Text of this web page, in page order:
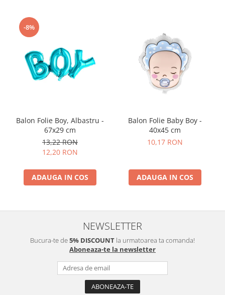
Petrecere 1 An
Petrecerea Burlacitelor
Petreceri Aniversare
Valentine's Day
-8%
Balon Folie Boy, Albastru -
67x29 cm
13,22 RON
12,20 RON
ADAUGA IN COS
Balon Folie Baby Boy -
40x45 cm
10,17 RON
ADAUGA IN COS
NEWSLETTER
Bucura-te de5% DISCOUNT la urmatoarea ta comanda!
Aboneaza-te la newsletter